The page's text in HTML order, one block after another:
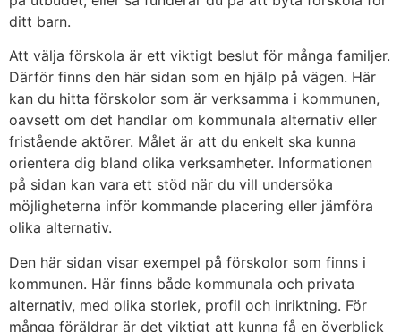
ditt barn.
Att välja förskola är ett viktigt beslut för många familjer.
Därför finns den här sidan som en hjälp på vägen. Här
kan du hitta förskolor som är verksamma i kommunen,
oavsett om det handlar om kommunala alternativ eller
fristående aktörer. Målet är att du enkelt ska kunna
orientera dig bland olika verksamheter. Informationen
på sidan kan vara ett stöd när du vill undersöka
möjligheterna inför kommande placering eller jämföra
olika alternativ.
Den här sidan visar exempel på förskolor som finns i
kommunen. Här finns både kommunala och privata
alternativ, med olika storlek, profil och inriktning. För
många föräldrar är det viktigt att kunna få en överblick